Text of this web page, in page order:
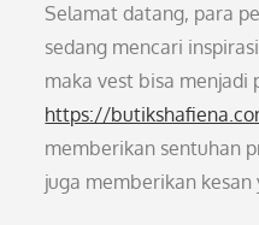
Selamat datang, para
sedang mencari
maka vest bisa menjadi
https://
memberikan sentuhan
juga memberikan